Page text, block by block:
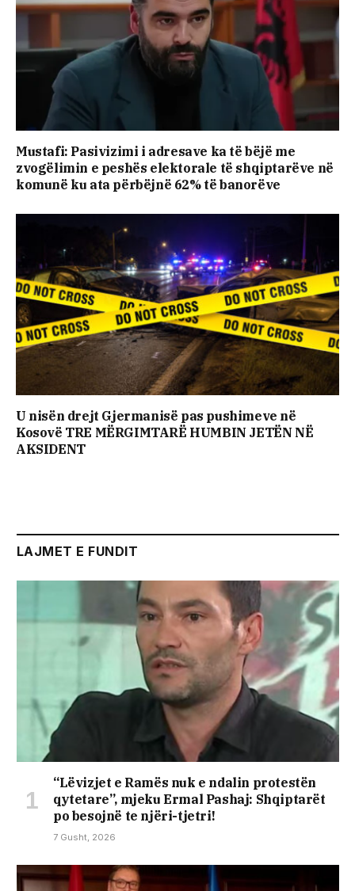
Mustafi: Pasivizimi i adresave ka të bëjë me
zvogëlimin e peshës elektorale të shqiptarëve në
komunë ku ata përbëjnë 62% të banorëve
U nisën drejt Gjermanisë pas pushimeve në
Kosovë TRE MËRGIMTARË HUMBIN JETËN NË
AKSIDENT
LAJMET E FUNDIT
“Lëvizjet e Ramës nuk e ndalin protestën
qytetare”, mjeku Ermal Pashaj: Shqiptarët
po besojnë te njëri-tjetri!
7 Gusht, 2026